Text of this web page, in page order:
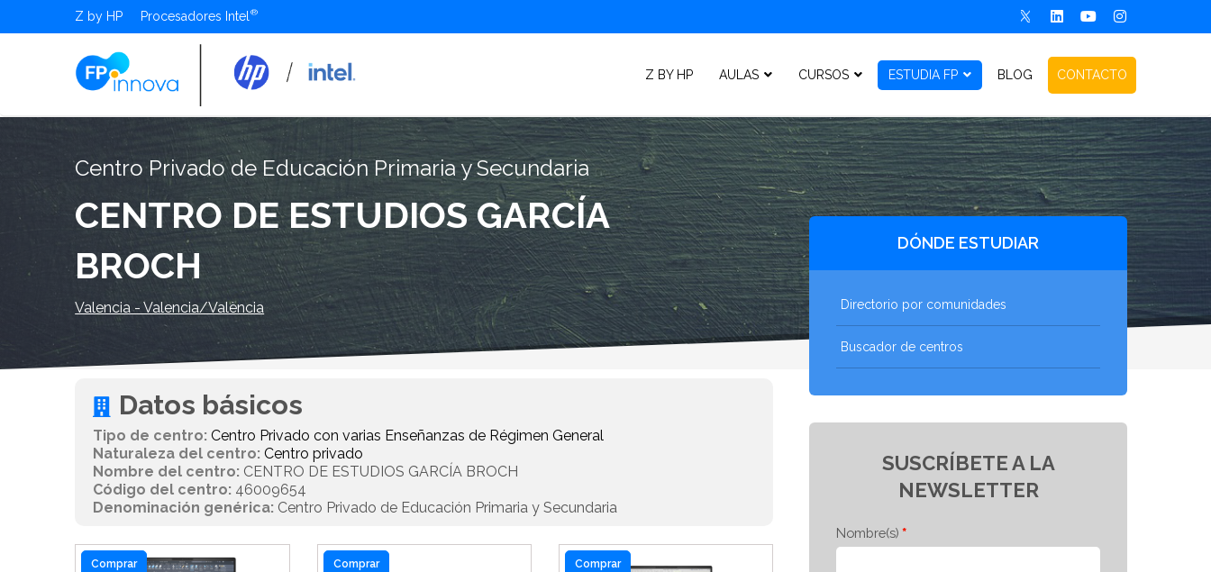
Z by HP Procesadores Intel
Z BY HP AULAS CURSOS ESTUDIA FP BLOG CONTACTO
Centro Privado de Educación Primaria y Secundaria
CENTRO DE ESTUDIOS GARCÍA
BROCH
Valencia - Valencia/València
Datos básicos
Tipo de centro: Centro Privado con varias Enseñanzas de Régimen General
Naturaleza del centro: Centro privado
Nombre del centro: CENTRO DE ESTUDIOS GARCÍA BROCH
Código del centro: 46009654
Denominación genérica: Centro Privado de Educación Primaria y Secundaria
Comprar Comprar Comprar
DÓNDE ESTUDIAR
Directorio por comunidades
Buscador de centros
SUSCRÍBETE A LA
NEWSLETTER
Nombre(s)